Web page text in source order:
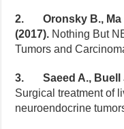
2. Oronsky B., Ma
(2017). Nothing But
Tumors and
3. Saeed A., Buell
Surgical treatment of
neuroendocrine